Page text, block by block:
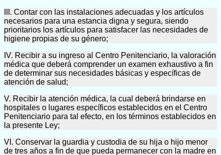
III. Contar con las instalaciones adecuadas y los artículos
necesarios para una estancia digna y segura, siendo
prioritarios los artículos para satisfacer las necesidades de
higiene propias de su género;
IV. Recibir a su ingreso al Centro Penitenciario, la valoración
médica que deberá comprender un examen exhaustivo a fin
de determinar sus necesidades básicas y específicas de
atención de salud;
V. Recibir la atención médica, la cual deberá brindarse en
hospitales o lugares específicos establecidos en el Centro
Penitenciario para tal efecto, en los términos establecidos en
la presente Ley;
VI. Conservar la guardia y custodia de su hija o hijo menor
de tres años a fin de que pueda permanecer con la madre en